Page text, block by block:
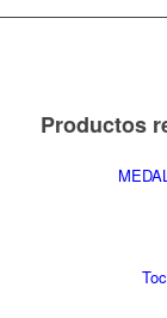
Productos